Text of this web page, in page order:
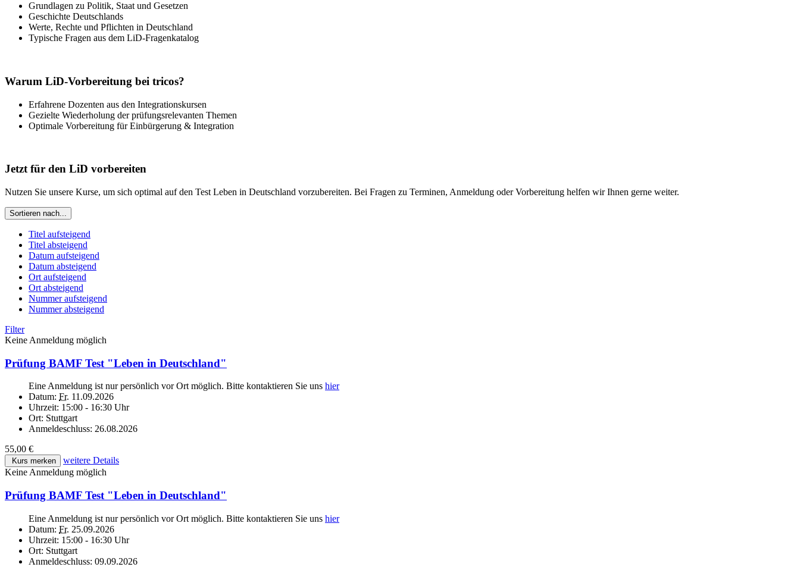
Grundlagen zu Politik, Staat und Gesetzen
Geschichte Deutschlands
Werte, Rechte und Pflichten in Deutschland
Typische Fragen aus dem LiD-Fragenkatalog
Warum LiD-Vorbereitung bei tricos?
Erfahrene Dozenten aus den Integrationskursen
Gezielte Wiederholung der prüfungsrelevanten Themen
Optimale Vorbereitung für Einbürgerung & Integration
Jetzt für den LiD vorbereiten
Nutzen Sie unsere Kurse, um sich optimal auf den Test Leben in Deutschland vorzubereiten. Bei Fragen zu Terminen, Anmeldung oder Vorbereitung helfen wir Ihnen gerne weiter.
Sortieren nach...
Titel aufsteigend
Titel absteigend
Datum aufsteigend
Datum absteigend
Ort aufsteigend
Ort absteigend
Nummer aufsteigend
Nummer absteigend
Filter
Keine Anmeldung möglich
Prüfung BAMF Test "Leben in Deutschland"
Eine Anmeldung ist nur persönlich vor Ort möglich. Bitte kontaktieren Sie uns hier
Datum: Fr. 11.09.2026
Uhrzeit: 15:00 - 16:30 Uhr
Ort: Stuttgart
Anmeldeschluss: 26.08.2026
55,00 €
Kurs merken
weitere Details
Keine Anmeldung möglich
Prüfung BAMF Test "Leben in Deutschland"
Eine Anmeldung ist nur persönlich vor Ort möglich. Bitte kontaktieren Sie uns hier
Datum: Fr. 25.09.2026
Uhrzeit: 15:00 - 16:30 Uhr
Ort: Stuttgart
Anmeldeschluss: 09.09.2026